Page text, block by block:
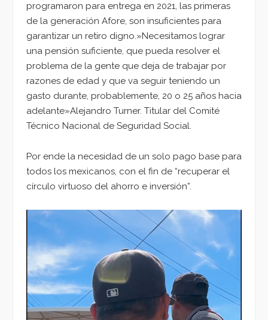
programaron para entrega en 2021, las primeras
de la generación Afore, son insuficientes para
garantizar un retiro digno.»Necesitamos lograr
una pensión suficiente, que pueda resolver el
problema de la gente que deja de trabajar por
razones de edad y que va seguir teniendo un
gasto durante, probablemente, 20 o 25 años hacia
adelante»Alejandro Turner. Titular del Comité
Técnico Nacional de Seguridad Social.
Por ende la necesidad de un solo pago base para
todos los mexicanos, con el fin de “recuperar el
círculo virtuoso del ahorro e inversión”.
Reproductor
vídeo